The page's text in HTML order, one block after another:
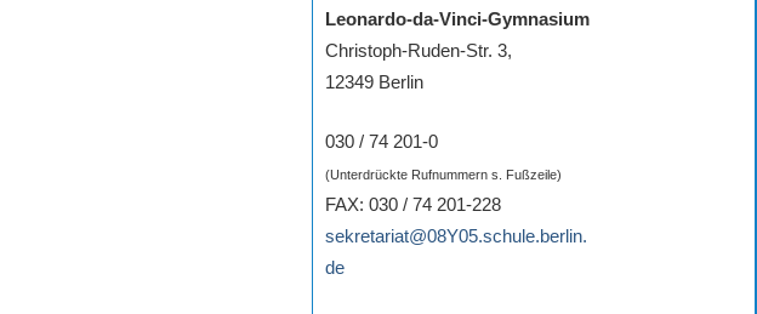
Leonardo-da-Vinci-Gymnasium
Christoph-Ruden-Str. 3,
12349 Berlin
030 / 74 201-0
(Unterdrückte Rufnummern s. Fußzeile)
FAX: 030 / 74 201-228
sekretariat@08Y05.schule.berlin.
de